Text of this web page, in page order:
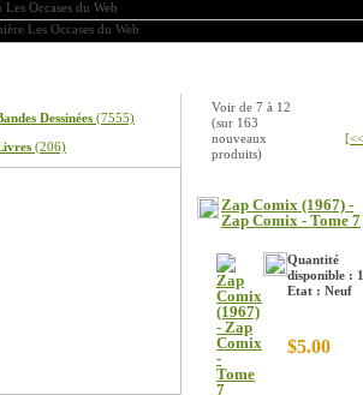
Dessinées (7555)
(206)
Voir de 7 à 12
(sur 163
nouveaux
produits)
Zap Comix (1967) -
Zap Comix - Tome 7
Quantité
disponible : 1
Etat : Neuf
$5.00